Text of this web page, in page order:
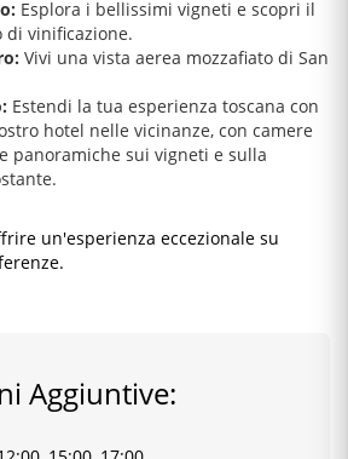
Esplora i bellissimi vigneti e scopri il
di vinificazione.
Vivi una vista aerea mozzafiato di San
Estendi la tua esperienza toscana con
hotel nelle vicinanze, con camere
panoramiche sui vigneti e sulla
un'esperienza eccezionale su
Aggiuntive: